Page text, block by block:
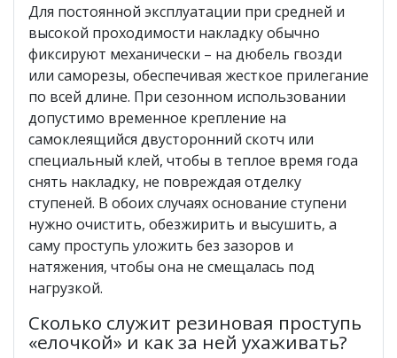
Для постоянной эксплуатации при средней и
высокой проходимости накладку обычно
фиксируют механически – на дюбель гвозди
или саморезы, обеспечивая жесткое прилегание
по всей длине. При сезонном использовании
допустимо временное крепление на
самоклеящийся двусторонний скотч или
специальный клей, чтобы в теплое время года
снять накладку, не повреждая отделку
ступеней. В обоих случаях основание ступени
нужно очистить, обезжирить и высушить, а
саму проступь уложить без зазоров и
натяжения, чтобы она не смещалась под
нагрузкой.
Сколько служит резиновая проступь
«елочкой» и как за ней ухаживать?